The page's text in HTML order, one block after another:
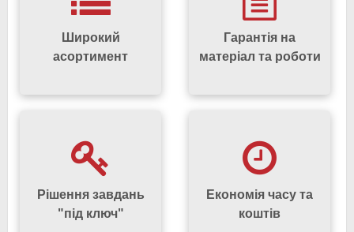
Широкий
асортимент
Гарантія на
матеріал та роботи
Рішення завдань
"під ключ"
Економія часу та
коштів